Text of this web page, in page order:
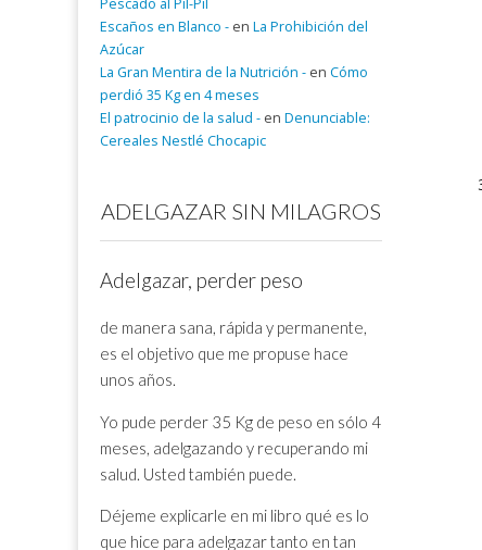
Escaños en Blanco - en La Prohibición del
Azúcar
La Gran Mentira de la Nutrición - en Cómo
perdió 35 Kg en 4 meses
El patrocinio de la salud - en Denunciable:
Cereales Nestlé Chocapic
ADELGAZAR SIN MILAGROS
Adelgazar, perder peso
de manera sana, rápida y permanente,
es el objetivo que me propuse hace
unos años.
Yo pude perder 35 Kg de peso en sólo 4
meses, adelgazando y recuperando mi
salud. Usted también puede.
Déjeme explicarle en mi libro qué es lo
que hice para adelgazar tanto en tan